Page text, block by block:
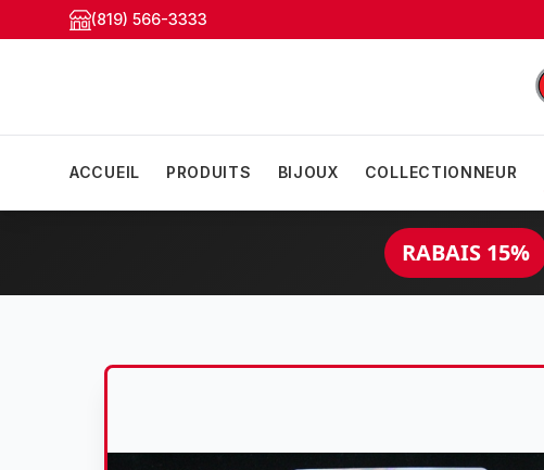
(819) 566-3333
ACCUEIL PRODUITS BIJOUX COLLECTIONNEUR
RABAIS 15%